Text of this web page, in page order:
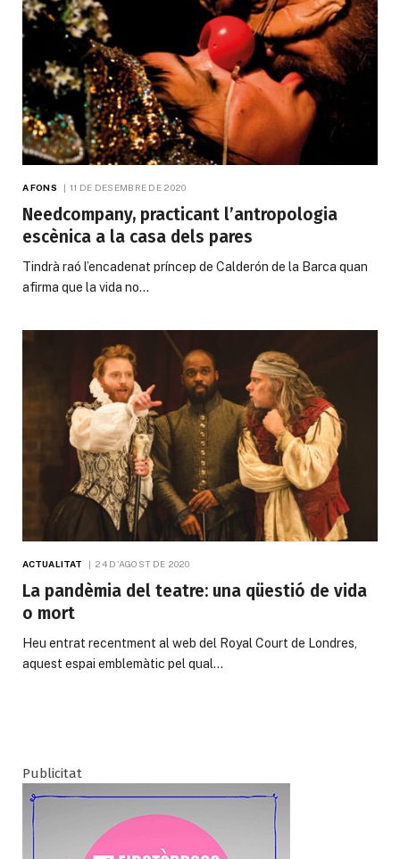
A FONS 11 DE DESEMBRE DE 2020
Needcompany, practicant l’antropologia
escènica a la casa dels pares
Tindrà raó l’encadenat príncep de Calderón de la Barca quan
afirma que la vida no…
ACTUALITAT 24 D'AGOST DE 2020
La pandèmia del teatre: una qüestió de vida
o mort
Heu entrat recentment al web del Royal Court de Londres,
aquest espai emblemàtic pel qual…
Publicitat